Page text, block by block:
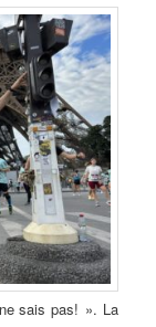
sais pas! ». La